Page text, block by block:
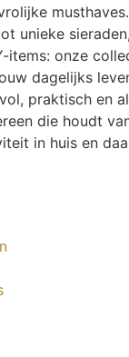
unieke
items: onze
dagelijks
praktisch en
die houdt
in huis en